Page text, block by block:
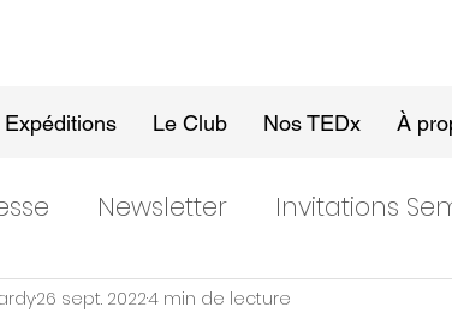
Expéditions Le Club Nos TEDx À
Newsletter Invitations
26 sept. 20224 min de lecture